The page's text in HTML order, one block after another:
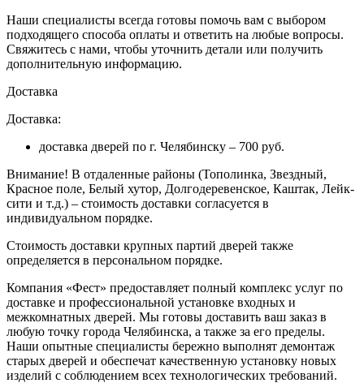
Наши специалисты всегда готовы помочь вам с выбором
подходящего способа оплаты и ответить на любые вопросы.
Свяжитесь с нами, чтобы уточнить детали или получить
дополнительную информацию.
Доставка
Доставка:
доставка дверей по г. Челябинску – 700 руб.
Внимание! В отдаленные районы (Тополинка, Звездный,
Красное поле, Белый хутор, Долгодеревенское, Каштак, Лейк-
сити и т.д.) – стоимость доставки согласуется в
индивидуальном порядке.
Стоимость доставки крупных партий дверей также
определяется в персональном порядке.
Компания «Фест» предоставляет полный комплекс услуг по
доставке и профессиональной установке входных и
межкомнатных дверей. Мы готовы доставить ваш заказ в
любую точку города Челябинска, а также за его пределы.
Наши опытные специалисты бережно выполнят демонтаж
старых дверей и обеспечат качественную установку новых
изделий с соблюдением всех технологических требований.